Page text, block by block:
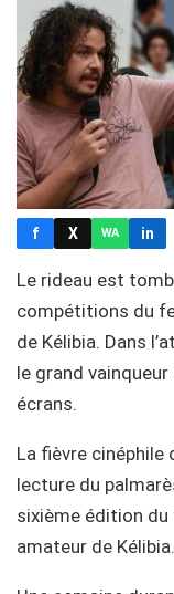
f X WA in
Le rideau est
compétitions du
de Kélibia. Dans
le grand
écrans.
La fièvre
lecture du
sixième édition
amateur de Kélibia.